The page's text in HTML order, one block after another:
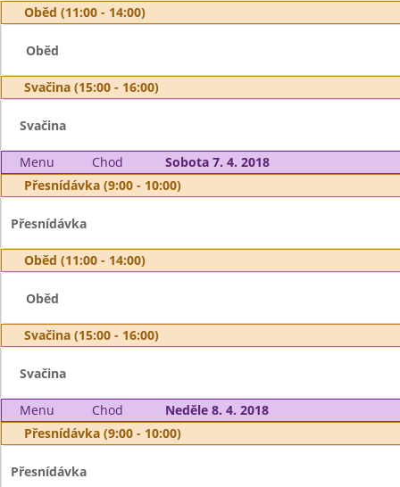
Oběd (11:00 - 14:00)
Oběd
Svačina (15:00 - 16:00)
Svačina
Menu Chod
Sobota 7. 4. 2018
Přesnídávka (9:00 - 10:00)
Přesnídávka
Oběd (11:00 - 14:00)
Oběd
Svačina (15:00 - 16:00)
Svačina
Menu Chod
Neděle 8. 4. 2018
Přesnídávka (9:00 - 10:00)
Přesnídávka